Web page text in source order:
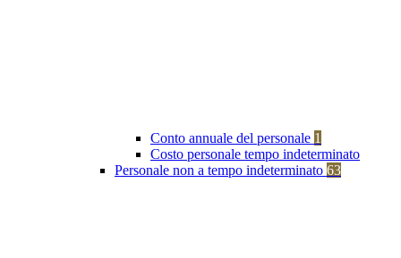
Conto annuale del personale 1
Costo personale tempo indeterminato
Personale non a tempo indeterminato 63